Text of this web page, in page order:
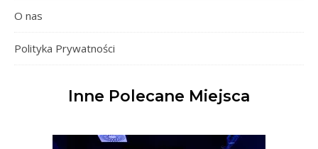
O nas
Polityka Prywatności
Inne Polecane Miejsca